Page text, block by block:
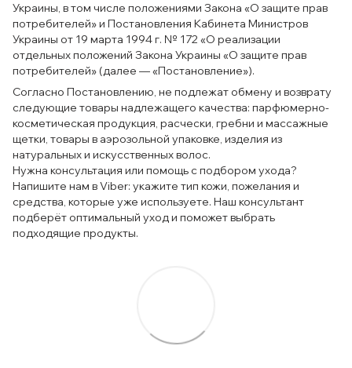
Украины, в том числе положениями Закона «О защите прав
потребителей» и Постановления Кабинета Министров
Украины от 19 марта 1994 г. № 172 «О реализации
отдельных положений Закона Украины «О защите прав
потребителей» (далее — «Постановление»).
Согласно Постановлению, не подлежат обмену и возврату
следующие товары надлежащего качества: парфюмерно-
косметическая продукция, расчески, гребни и массажные
щетки, товары в аэрозольной упаковке, изделия из
натуральных и искусственных волос.
Нужна консультация или помощь с подбором ухода?
Напишите нам в Viber: укажите тип кожи, пожелания и
средства, которые уже используете. Наш консультант
подберёт оптимальный уход и поможет выбрать
подходящие продукты.